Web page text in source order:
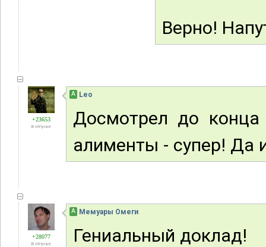
Верно!
+23653
В отпуске
А Leo
Досмотрел до
алименты - супер! Да
+28077
В отпуске
А Мемуары Омеги
Гениальный доклад!